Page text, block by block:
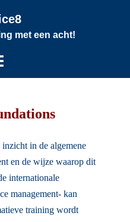
met een acht!
in de algemene
en de wijze waarop dit
internationale
management- kan
training wordt